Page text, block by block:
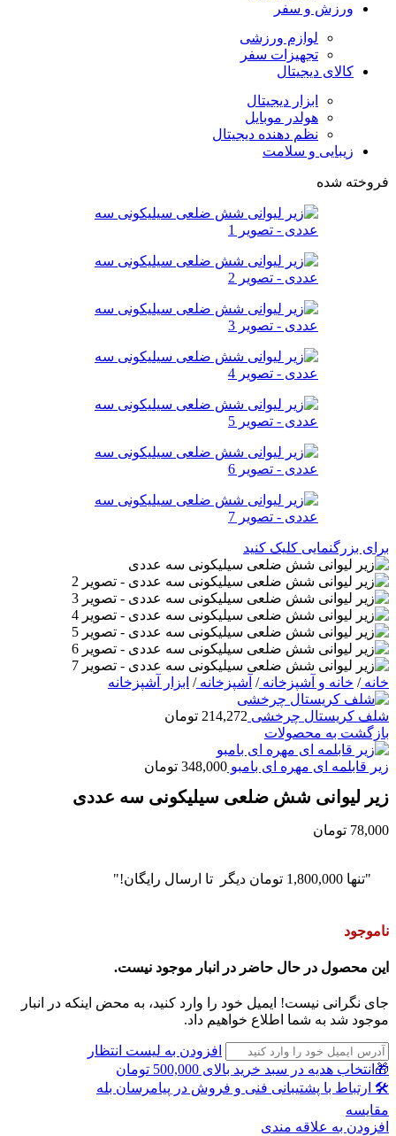
ورزش و سفر
لوازم ورزشی
تجهیزات سفر
کالای دیجیتال
ابزار دیجیتال
هولدر موبایل
نظم دهنده دیجیتال
زیبایی و سلامت
فروخته شده
برای بزرگنمایی کلیک کنید
خانه/ خانه و آشپزخانه/ آشپزخانه/ ابزار آشپزخانه
شلف کریستال چرخشی 214,272 تومان
بازگشت به محصولات
زیر قابلمه ای مهره ای بامبو 348,000 تومان
زیر لیوانی شش ضلعی سیلیکونی سه عددی
78,000 تومان
"تنها 1,800,000 تومان دیگر تا ارسال رایگان!"
ناموجود
این محصول در حال حاضر در انبار موجود نیست.
جای نگرانی نیست! ایمیل خود را وارد کنید، به محض اینکه در انبار
موجود شد به شما اطلاع خواهیم داد.
افزودن به لیست انتظار
🎁انتخاب هدیه در سبد خرید بالای 500,000 تومان
🛠 ارتباط با پشتیبانی فنی و فروش در پیامرسان بله
مقايسه
افزودن به علاقه مندی